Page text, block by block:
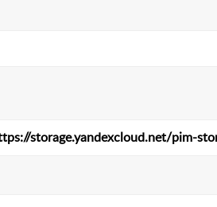
storage.yandexcloud.net/pim-